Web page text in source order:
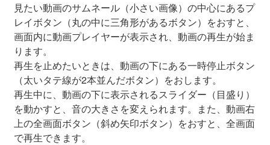
見たい動画のサムネール（小さい画像）の中心にあるプ
レイボタン（丸の中に三角形があるボタン）をおすと、
画面内に動画プレイヤーが表示され、動画の再生が始ま
ります。
再生を止めたいときは、動画の下にある一時停止ボタン
（太いタテ線が2本並んだボタン）をおします。
再生中に、動画の下に表示されるスライダー（目盛り）
を動かすと、音の大きさを変えられます。また、動画右
上の全画面ボタン（斜め矢印ボタン）をおすと、全画面
で再生できます。